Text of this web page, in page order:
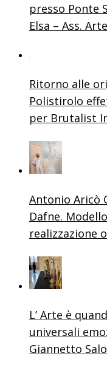
presso Ponte
Elsa – Ass.
Ritorno alle
Polistirolo
per Brutalist
Antonio Aricò
Dafne.
realizzazione
L’ Arte è
universali
Giannetto